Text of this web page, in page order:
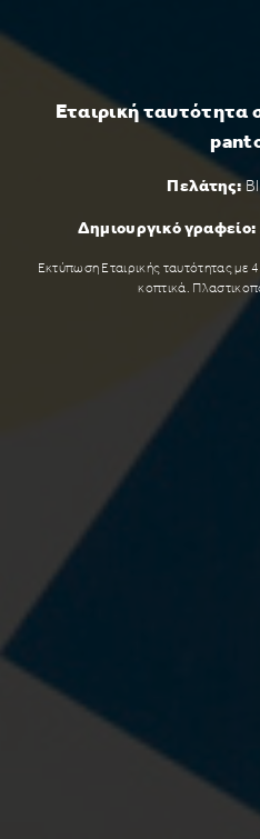
Εταιρική ταυτότητα
Πελάτης:
Δημιουργικό γραφείο:
Εκτύπωση Εταιρικής ταυτότητας με
κοπτικά.